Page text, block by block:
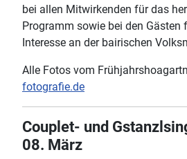
bei allen Mitwirkenden für das
Programm sowie bei den Gästen
Interesse an der bairischen
Alle Fotos vom
fotografie.de
Couplet- und
08. März